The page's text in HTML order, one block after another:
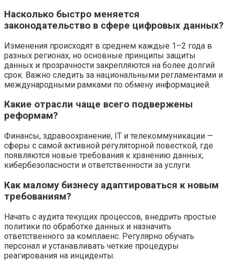
Насколько быстро меняется
законодательство в сфере цифровых данных?
Изменения происходят в среднем каждые 1–2 года в
разных регионах, но основные принципы защиты
данных и прозрачности закрепляются на более долгий
срок. Важно следить за национальными регламентами и
международными рамками по обмену информацией.
Какие отрасли чаще всего подвержены
реформам?
Финансы, здравоохранение, IT и телекоммуникации —
сферы с самой активной регуляторной повесткой, где
появляются новые требования к хранению данных,
кибербезопасности и ответственности за услуги.
Как малому бизнесу адаптироваться к новым
требованиям?
Начать с аудита текущих процессов, внедрить простые
политики по обработке данных и назначить
ответственного за комплаенс. Регулярно обучать
персонал и устанавливать четкие процедуры
реагирования на инциденты.